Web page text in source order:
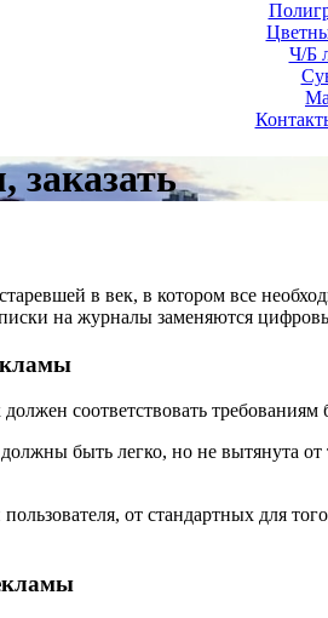
Ч/Б
в век, в котором все
на журналы заменяются
соответствовать требованиям
быть легко, но не вытянута
от стандартных для